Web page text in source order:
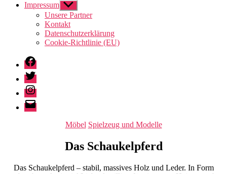
Impressum Untermenü
anzeigen
Unsere Partner
Kontakt
Datenschutzerklärung
Cookie-Richtlinie (EU)
Facebook
Twitter
Instagram
E-
Mail
Kategorien
Möbel Spielzeug und Modelle
Das Schaukelpferd
Das Schaukelpferd – stabil, massives Holz und Leder. In Form